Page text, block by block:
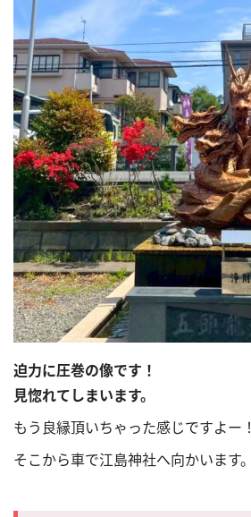
迫力に圧巻の像です！
見惚れてしまいます。
もう良縁頂いちゃった感じですよー！
そこから車で江島神社へ向かいます。